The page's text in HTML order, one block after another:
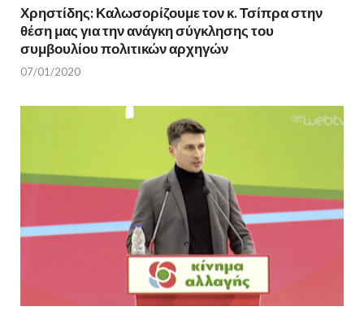
Χρηστίδης: Καλωσορίζουμε τον κ. Τσίπρα στην
θέση μας για την ανάγκη σύγκλησης του
συμβουλίου πολιτικών αρχηγών
07/01/2020